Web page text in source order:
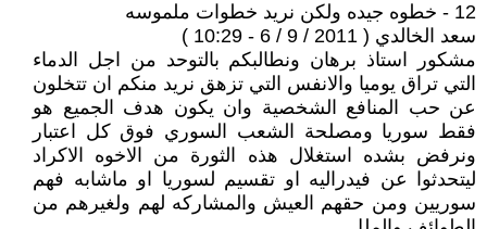
12 - خطوه جيده ولكن نريد خطوات ملموسه
سعد الخالدي ( 2011 / 9 / 6 - 10:29 )
مشكور استاذ برهان ونطالبكم بالتوحد من اجل الدماء
التي تراق يوميا والانفس التي تزهق نريد منكم ان تتخلون
عن حب المنافع الشخصية وان يكون هدف الجميع هو
فقط سوريا ومصلحة الشعب السوري فوق كل اعتبار
ونرفض بشده استغلال هذه الثورة من الاخوه الاكراد
ليتحدثوا عن فيدراليه او تقسيم لسوريا او ماشابه فهم
سوريين ومن حقهم العيش والمشاركه لهم ولغيرهم من